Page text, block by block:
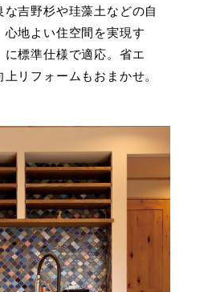
な吉野杉や珪藻土などの自
地よい住空間を実現す
に標準仕様で適応。省エ
リフォームもおまかせ。